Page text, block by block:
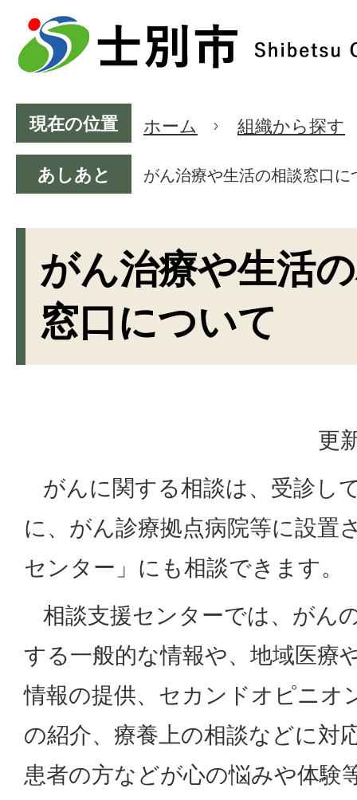
現在の位置 ホーム 組織から探す
あしあと がん治療や生活の相談窓口に
がん治療や生活
窓口について
更
がんに関する相談は、受診し
に、がん診療拠点病院等に設置
センター」にも相談できます。
相談支援センターでは、がん
する一般的な情報や、地域医療
情報の提供、セカンドオピニオ
の紹介、療養上の相談などに対
患者の方などが心の悩みや体験